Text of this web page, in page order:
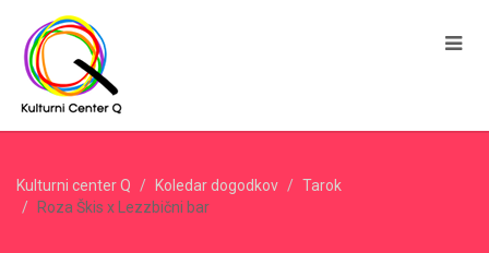
Kulturni center Q Koledar dogodkov
Tarok
Roza Škis x Lezzbični bar